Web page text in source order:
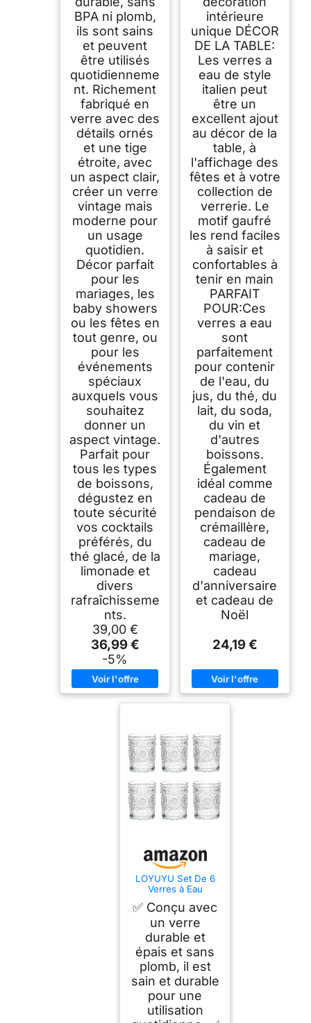
BPA ni plomb,
ils sont sains
et peuvent
être utilisés
quotidienneme
nt. Richement
fabriqué en
verre avec des
détails ornés
et une tige
étroite, avec
un aspect clair,
créer un verre
vintage mais
moderne pour
un usage
quotidien.
Décor parfait
pour les
mariages, les
baby showers
ou les fêtes en
tout genre, ou
pour les
événements
spéciaux
auxquels vous
souhaitez
donner un
aspect vintage.
Parfait pour
tous les types
de boissons,
dégustez en
toute sécurité
vos cocktails
préférés, du
thé glacé, de la
limonade et
divers
rafraîchisseme
nts.
39,00 €
36,99 €
-5%
intérieure
unique DÉCOR
DE LA TABLE:
Les verres a
eau de style
italien peut
être un
excellent ajout
au décor de la
table, à
l'affichage des
fêtes et à votre
collection de
verrerie. Le
motif gaufré
les rend faciles
à saisir et
confortables à
tenir en main
PARFAIT
POUR:Ces
verres a eau
sont
parfaitement
pour contenir
de l'eau, du
jus, du thé, du
lait, du soda,
du vin et
d'autres
boissons.
Également
idéal comme
cadeau de
pendaison de
crémaillère,
cadeau de
mariage,
cadeau
d'anniversaire
et cadeau de
Noël
24,19 €
LOYUYU Set De 6
Verres à Eau
Premium 250ML,
Verrerie Vintage
pour Jus, Boissons,
Bières, Cocktails
(250ml)
✅ Conçu avec
un verre
durable et
épais et sans
plomb, il est
sain et durable
pour une
utilisation